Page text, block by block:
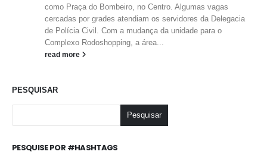
como Praça do Bombeiro, no Centro. Algumas vagas
cercadas por grades atendiam os servidores da Delegacia
de Polícia Civil. Com a mudança da unidade para o
Complexo Rodoshopping, a área...
read more
PESQUISAR
Pesquisar
PESQUISE POR #HASHTAGS